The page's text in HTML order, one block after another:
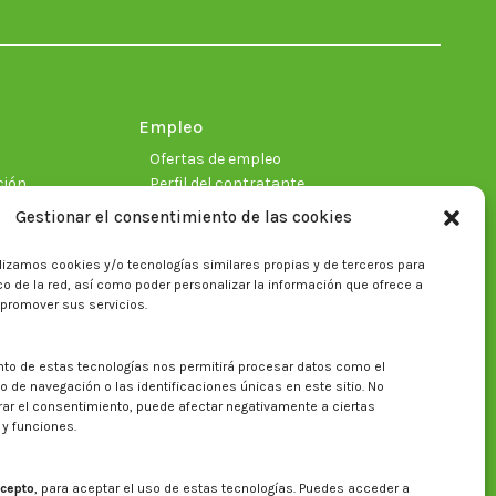
Gestionar el consentimiento de las cookies
cookies y/o tecnologías similares propias y de terceros para
de la red, así como poder personalizar la información que ofrece a
sus servicios.
de estas tecnologías nos permitirá procesar datos como el
de navegación o las identificaciones únicas en este sitio. No
el consentimiento, puede afectar negativamente a ciertas
funciones.
, para aceptar el uso de estas tecnologías. Puedes acceder a
new new new new new new
Empleo
Ofertas de empleo
Perfil del contratante
Buscar en la web del CITA
Buscar: